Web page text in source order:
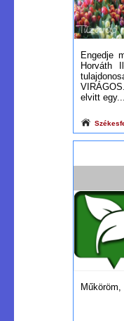
Engedje
Horváth
elvitt egy...